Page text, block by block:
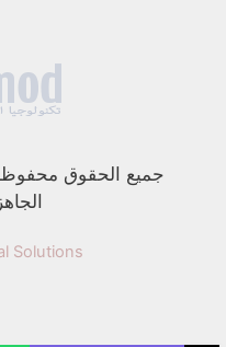
جميع الحقوق
Solutions